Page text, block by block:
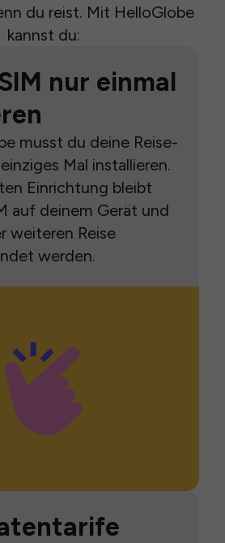
du reist. Mit HelloGlobe
kannst du:
nur einmal
musst du deine Reise-
Mal installieren.
Einrichtung bleibt
auf deinem Gerät und
weiteren Reise
werden.